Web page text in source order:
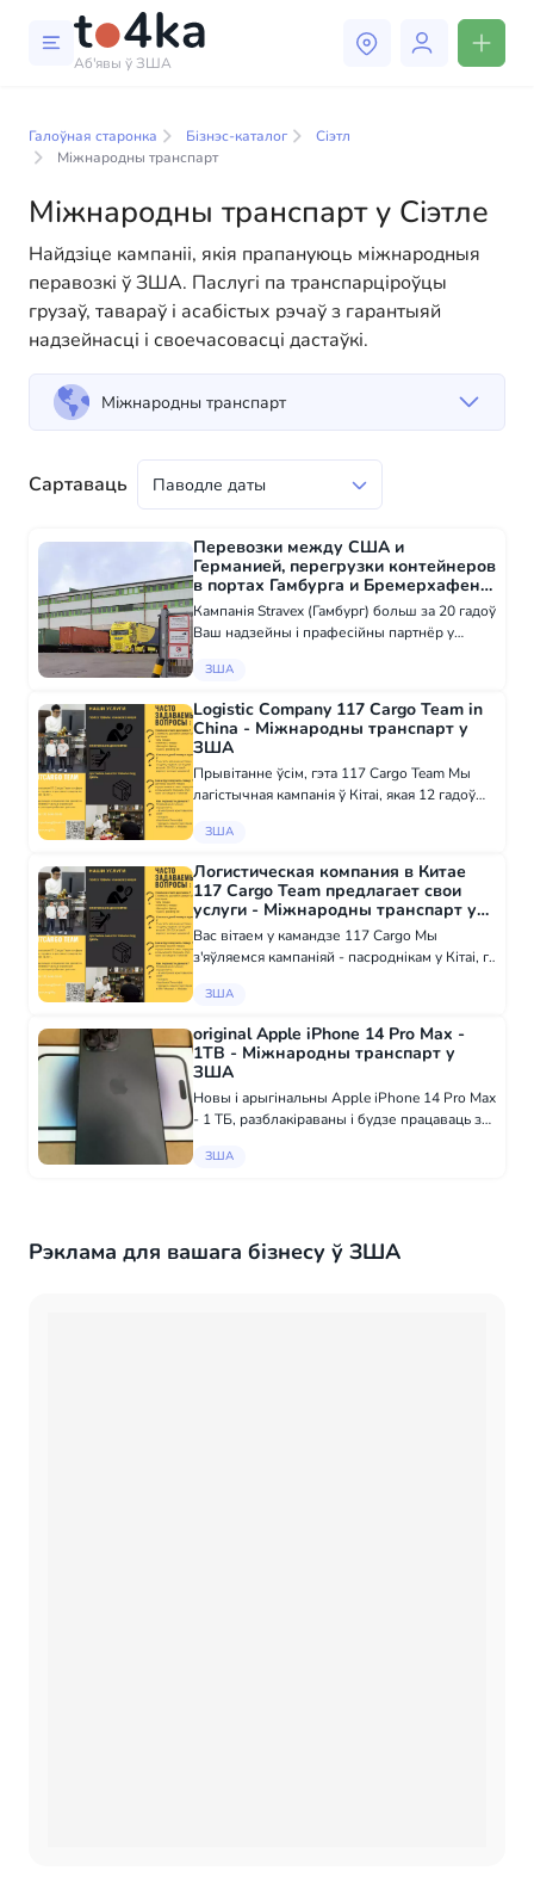
Аб'явы ў ЗША
У нашым каталогу бізнес-паслуг вы знойдзеце
дапамагчы людзям адаптавацца да жыцця ў ЗША.
Мы прапануем разнастайныя рашэнні як для
фізічных, так і для юрыдычных асоб, каб зрабіць
ваша жыццё ў Амерыцы больш камфортным і
зручным. Ад прафесійных кансультацый да
паўсядзённай дапамогі — у нас ёсць усё
неабходнае для паспяховага пачатку вашага новага
жыцця ў ЗША
Галоўная старонка Бізнэс-каталог
Сіэтл
Міжнародны транспарт
Міжнародны транспарт у Сіэтле
Найдзіце кампаніі, якія прапануюць міжнародныя
перавозкі ў ЗША. Паслугі па транспарціроўцы
грузаў, тавараў і асабістых рэчаў з гарантыяй
надзейнасці і своечасовасці дастаўкі.
Міжнародны транспарт
Сартаваць
Перевозки между США и
Германией, перегрузки контейнеров
в портах Гамбурга и Бремерхафена
- Міжнародны транспарт у ЗША
Кампанія Stravex (Гамбург) больш за 20 гадоў
Ваш надзейны і прафесійны партнёр у
митнага афармлення і ВЭД Кароткі пералік
ЗША
Logistic Company 117 Cargo Team in
China - Міжнародны транспарт у
ЗША
Прывітанне ўсім, гэта 117 Cargo Team Мы
лагістычная кампанія ў Кітаі, якая 12 гадоў
Пошук продукцыі/фабрык і маркетынгавы
ЗША
Логистическая компания в Китае
117 Cargo Team предлагает свои
услуги - Міжнародны транспарт у
ЗША
Вас вiтаем у камандзе 117 Cargo Мы
з'яўляемся кампанiяй - пасроднiкам у Кітаі, г.
прадажаў і перавозак ужо 12 гадоў Нашы
ЗША
original Apple iPhone 14 Pro Max -
1TB - Міжнародны транспарт у
ЗША
Новы і арыгінальны Apple iPhone 14 Pro Max
- 1 ТБ, разблакіраваны і будзе працаваць з
у большай колькасці. Што ў каробцы: Apple
ЗША
Рэклама для вашага бізнесу ў ЗША